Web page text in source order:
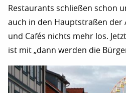
Restaurants schließen schon
auch in den Hauptstraßen der
und Cafés nichts mehr los.
ist mit „dann werden die